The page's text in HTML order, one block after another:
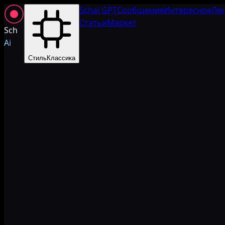
Sch
Ai
СтильКлассика
Schai GPTСообщенияИнтересное
СтатьиМаркет